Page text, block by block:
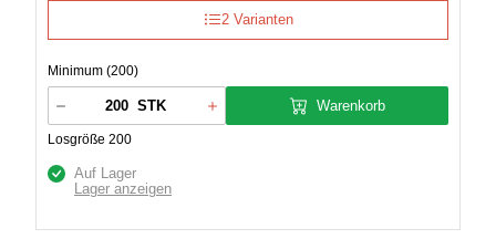
2 Varianten
Minimum (200)
STK
Losgröße 200
Warenkorb
Auf Lager
Lager anzeigen